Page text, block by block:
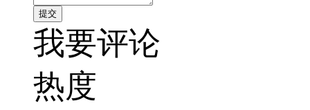
我要评论
热度